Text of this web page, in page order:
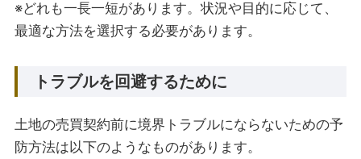
※どれも一長一短があります。状況や目的に応じて、
最適な方法を選択する必要があります。
トラブルを回避するために
土地の売買契約前に境界トラブルにならないための予
防方法は以下のようなものがあります。